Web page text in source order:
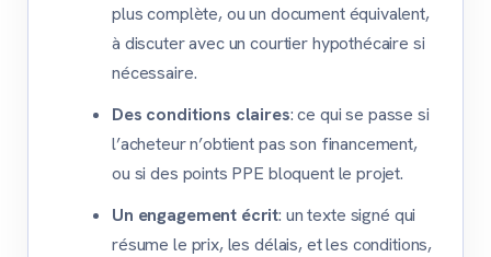
plus complète, ou un document équivalent,
à discuter avec un courtier hypothécaire si
nécessaire.
Des conditions claires: ce qui se passe si
l’acheteur n’obtient pas son financement,
ou si des points PPE bloquent le projet.
Un engagement écrit: un texte signé qui
résume le prix, les délais, et les conditions,